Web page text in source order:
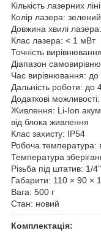
Кількість лазерних
Колір лазера: зелений
Довжина хвилі
Клас лазера: < 1 мВт
Точність
Діапазон
Час вирівнювання: до
Дальність роботи:
Додаткові
Живлення: Li-Ion
від блока живлення
Клас захисту: IP54
Робоча температура:
Температура
Різьба під штатив: 1/4"
Габарити: 110 × 90 ×
Вага: 500 г
Стан: новий
Комплектація: